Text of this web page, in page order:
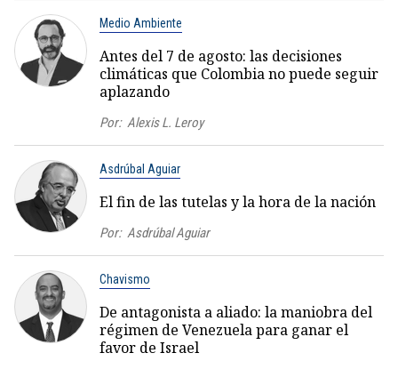
Medio Ambiente
Antes del 7 de agosto: las decisiones
climáticas que Colombia no puede seguir
aplazando
Por: Alexis L. Leroy
Asdrúbal Aguiar
El fin de las tutelas y la hora de la nación
Por: Asdrúbal Aguiar
Chavismo
De antagonista a aliado: la maniobra del
régimen de Venezuela para ganar el
favor de Israel